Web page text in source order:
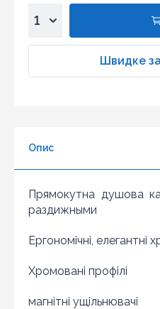
3
7
8
9
10
Швидке
Опис
Прямокутна душова
раздижными
Ергономічні, елегантні
Хромовані профілі
магнітні ущільнювачі
Знайшли дешевше?
по інтернету знайшли ціну
дешевше ніж у нас ... дайте
що товар даної моделі
магазині актуальна і діюча)